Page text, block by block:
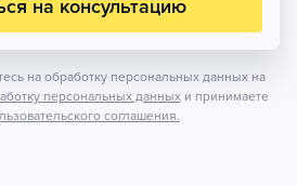
на консультацию
на обработку персональных данных на
персональных данных и принимаете
соглашения.